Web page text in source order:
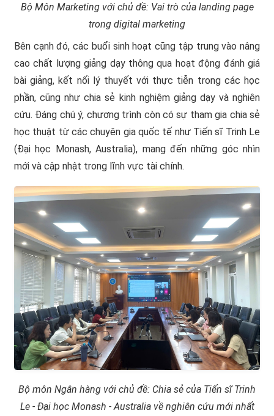
Bộ Môn Marketing với chủ đề: Vai trò của landing page
trong digital marketing
Bên cạnh đó, các buổi sinh hoạt cũng tập trung vào nâng
cao chất lượng giảng dạy thông qua hoạt động đánh giá
bài giảng, kết nối lý thuyết với thực tiễn trong các học
phần, cũng như chia sẻ kinh nghiệm giảng dạy và nghiên
cứu. Đáng chú ý, chương trình còn có sự tham gia chia sẻ
học thuật từ các chuyên gia quốc tế như Tiến sĩ Trinh Le
(Đại học Monash, Australia), mang đến những góc nhìn
mới và cập nhật trong lĩnh vực tài chính.
Bộ môn Ngân hàng với chủ đề: Chia sẻ của Tiến sĩ Trinh
Le - Đại học Monash - Australia về nghiên cứu mới nhất